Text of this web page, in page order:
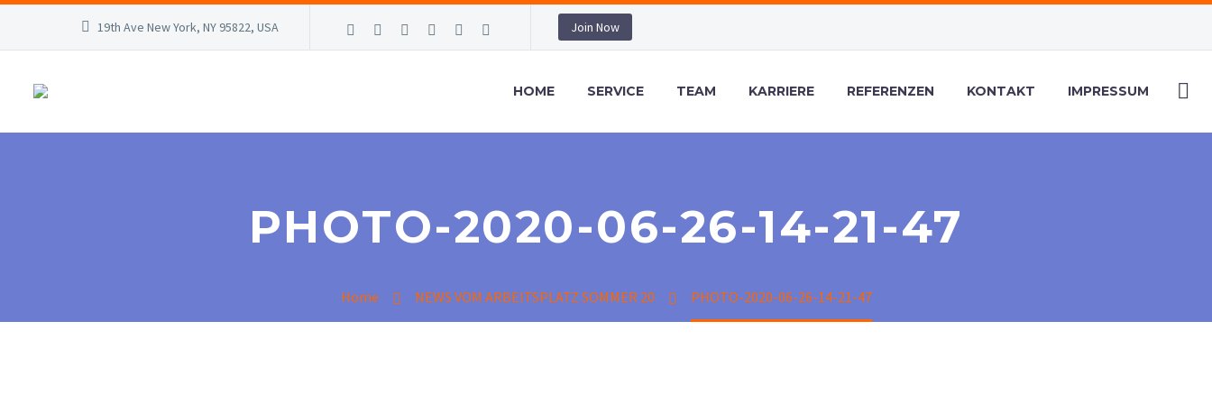
19th Ave New York, NY 95822, USA Join Now
HOME SERVICE TEAM KARRIERE REFERENZEN KONTAKT IMPRESSUM
PHOTO-2020-06-26-14-21-47
Home NEWS VOM ARBEITSPLATZ SOMMER 20 PHOTO-2020-06-26-14-21-47